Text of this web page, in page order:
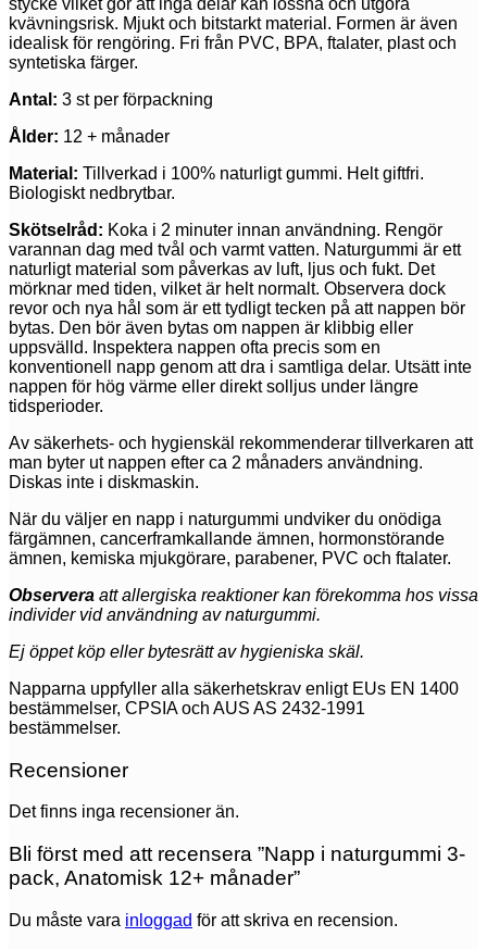
stycke vilket gör att inga delar kan lossna och utgöra
kvävningsrisk. Mjukt och bitstarkt material. Formen är även
idealisk för rengöring. Fri från PVC, BPA, ftalater, plast och
syntetiska färger.
Antal: 3 st per förpackning
Ålder: 12 + månader
Material: Tillverkad i 100% naturligt gummi. Helt giftfri.
Biologiskt nedbrytbar.
Skötselråd: Koka i 2 minuter innan användning. Rengör
varannan dag med tvål och varmt vatten. Naturgummi är ett
naturligt material som påverkas av luft, ljus och fukt. Det
mörknar med tiden, vilket är helt normalt. Observera dock
revor och nya hål som är ett tydligt tecken på att nappen bör
bytas. Den bör även bytas om nappen är klibbig eller
uppsvälld. Inspektera nappen ofta precis som en
konventionell napp genom att dra i samtliga delar. Utsätt inte
nappen för hög värme eller direkt solljus under längre
tidsperioder.
Av säkerhets- och hygienskäl rekommenderar tillverkaren att
man byter ut nappen efter ca 2 månaders användning.
Diskas inte i diskmaskin.
När du väljer en napp i naturgummi undviker du onödiga
färgämnen, cancerframkallande ämnen, hormonstörande
ämnen, kemiska mjukgörare, parabener, PVC och ftalater.
Observera att allergiska reaktioner kan förekomma hos vissa
individer vid användning av naturgummi.
Ej öppet köp eller bytesrätt av hygieniska skäl.
Napparna uppfyller alla säkerhetskrav enligt EUs EN 1400
bestämmelser, CPSIA och AUS AS 2432-1991
bestämmelser.
Recensioner
Det finns inga recensioner än.
Bli först med att recensera ”Napp i naturgummi 3-
pack, Anatomisk 12+ månader”
Du måste vara inloggad för att skriva en recension.